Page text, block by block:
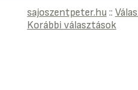
sajoszentpeter.hu::
Korábbi választások